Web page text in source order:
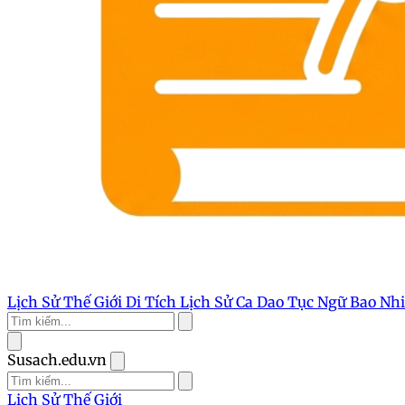
Lịch Sử Thế Giới Di Tích Lịch SửCa Dao Tục NgữBao
Susach.edu.vn
Lịch Sử Thế Giới